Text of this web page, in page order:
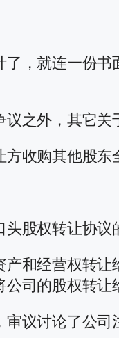
，就连一份
之外，其它
收购其他股东
股权转让协
和经营权转
司的股权转让
议讨论了公